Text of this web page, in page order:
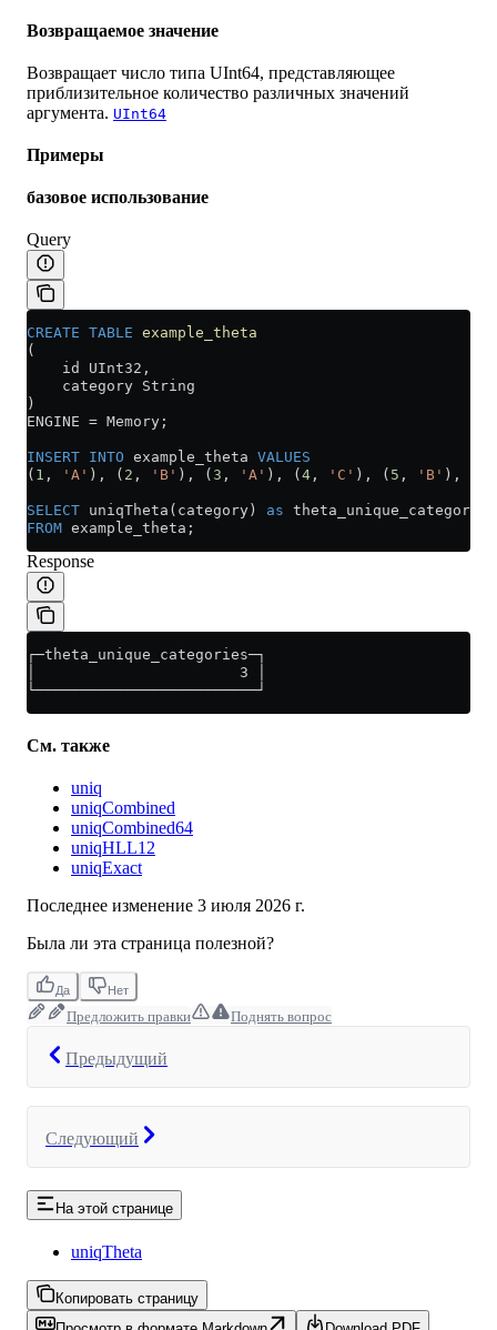
Возвращаемое значение
Возвращает число типа UInt64, представляющее
приблизительное количество различных значений
аргумента. UInt64
Примеры
базовое использование
Query
CREATE TABLE example_theta
(
    id UInt32,
    category String
)
ENGINE = Memory;
INSERT INTO example_theta VALUES
( 1 , 'A' ), ( 2 , 'B' ), ( 3 , 'A' ), ( 4 , 'C' ), ( 5 , 'B' ), (
SELECT uniqTheta(category) as theta_unique_categories
FROM example_theta;
Response
┌─theta_unique_categories─┐
│                       3 │
└─────────────────────────┘
См. также
uniq
uniqCombined
uniqCombined64
uniqHLL12
uniqExact
Последнее изменение 3 июля 2026 г.
Была ли эта страница полезной?
Да Нет
Предложить правки Поднять вопрос
Предыдущий
Следующий
На этой странице
uniqTheta
Копировать страницу